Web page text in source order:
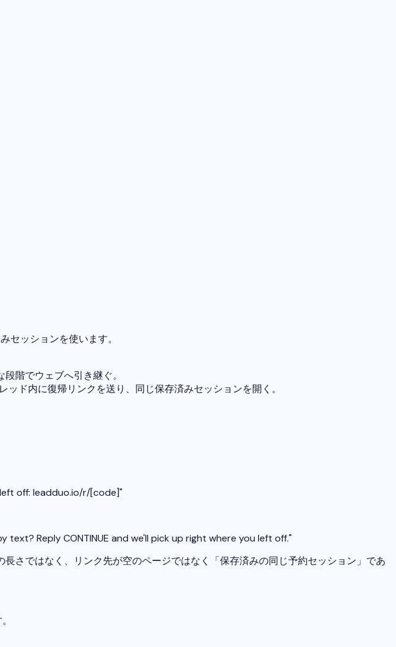
セッションを使います。
階でウェブへ引き継ぐ。
ド内に復帰リンクを送り、同じ保存済みセッションを開く。
off: leadduo.io/r/[code]"
Reply CONTINUE and we'll pick up right where you left off."
さではなく、リンク先が空のページではなく「保存済みの同じ予約セッション」であ